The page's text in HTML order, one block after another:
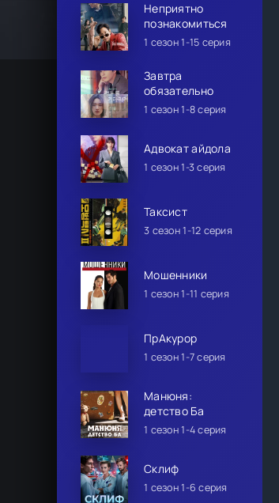
Неприятно
познакомиться
1 сезон 1-15 серия
Завтра
обязательно
1 сезон 1-8 серия
Адвокат айдола
1 сезон 1-3 серия
Таксист
3 сезон 1-12 серия
Мошенники
1 сезон 1-11 серия
ПрАкурор
1 сезон 1-7 серия
Манюня:
детство Ба
1 сезон 1-4 серия
Склиф
1 сезон 1-6 серия